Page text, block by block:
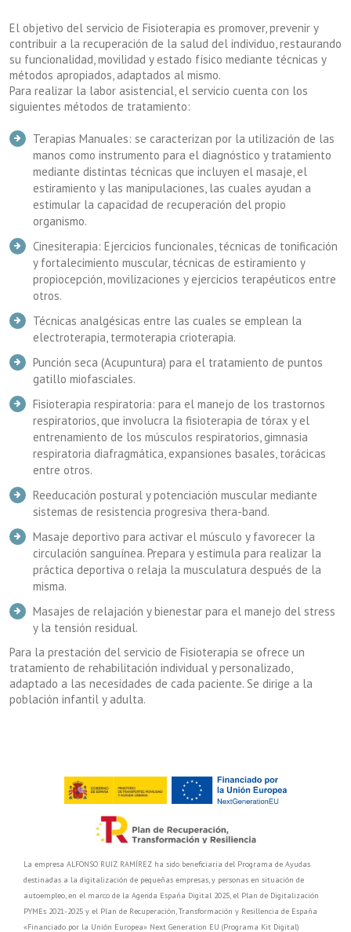
El objetivo del servicio de Fisioterapia es promover, prevenir y
contribuir a la recuperación de la salud del individuo, restaurando
su funcionalidad, movilidad y estado físico mediante técnicas y
métodos apropiados, adaptados al mismo.
Para realizar la labor asistencial, el servicio cuenta con los
siguientes métodos de tratamiento:
Terapias Manuales: se caracterizan por la utilización de las
manos como instrumento para el diagnóstico y tratamiento
mediante distintas técnicas que incluyen el masaje, el
estiramiento y las manipulaciones, las cuales ayudan a
estimular la capacidad de recuperación del propio
organismo.
Cinesiterapia: Ejercicios funcionales, técnicas de tonificación
y fortalecimiento muscular, técnicas de estiramiento y
propiocepción, movilizaciones y ejercicios terapéuticos entre
otros.
Técnicas analgésicas entre las cuales se emplean la
electroterapia, termoterapia crioterapia.
Punción seca (Acupuntura) para el tratamiento de puntos
gatillo miofasciales.
Fisioterapia respiratoria: para el manejo de los trastornos
respiratorios, que involucra la fisioterapia de tórax y el
entrenamiento de los músculos respiratorios, gimnasia
respiratoria diafragmática, expansiones basales, torácicas
entre otros.
Reeducación postural y potenciación muscular mediante
sistemas de resistencia progresiva thera-band.
Masaje deportivo para activar el músculo y favorecer la
circulación sanguínea. Prepara y estimula para realizar la
práctica deportiva o relaja la musculatura después de la
misma.
Masajes de relajación y bienestar para el manejo del stress
y la tensión residual.
Para la prestación del servicio de Fisioterapia se ofrece un
tratamiento de rehabilitación individual y personalizado,
adaptado a las necesidades de cada paciente. Se dirige a la
población infantil y adulta.
La empresa ALFONSO RUIZ RAMÍREZ ha sido beneficiaria del Programa de Ayudas
destinadas a la digitalización de pequeñas empresas, y personas en situación de
autoempleo, en el marco de la Agenda España Digital 2025, el Plan de Digitalización
PYMEs 2021-2025 y el Plan de Recuperación, Transformación y Resillencia de España
«Financiado por la Unión Europea» Next Generation EU (Programa Kit Digital)